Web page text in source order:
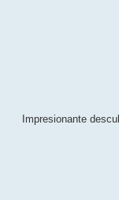
Impresionante